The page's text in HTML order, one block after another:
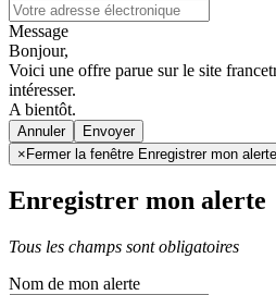
Message
Bonjour,
Voici une offre parue sur le site
intéresser.
A bientôt.
Annuler
×Fermer la fenêtre Enregistrer mon alerte
Enregistrer mon alerte
Tous les champs sont obligatoires
Nom de mon alerte